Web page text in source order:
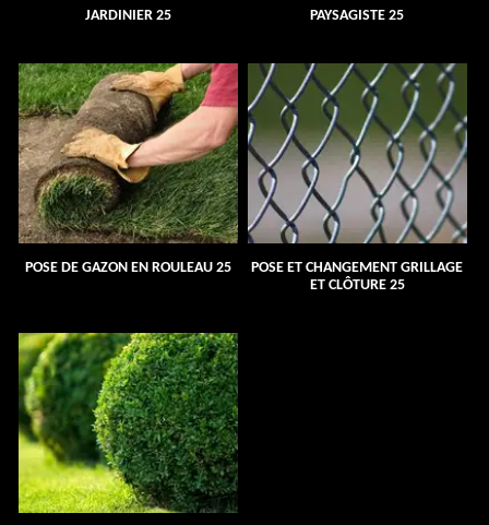
JARDINIER 25 PAYSAGISTE 25
POSE DE GAZON EN ROULEAU 25
POSE ET CHANGEMENT GRILLAGE
ET CLÔTURE 25